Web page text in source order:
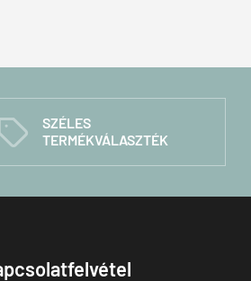
SZÉLES
TERMÉKVÁLASZTÉK